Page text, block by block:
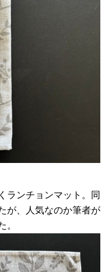
ランチョンマット。同
が、人気なのか筆者が
。